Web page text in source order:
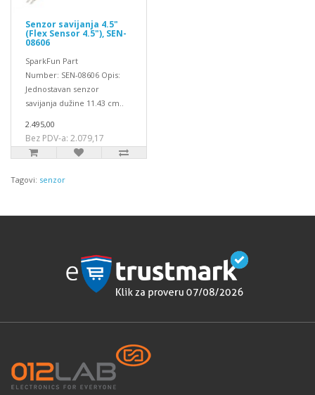
Senzor savijanja 4.5"
(Flex Sensor 4.5"), SEN-
08606
SparkFun Part
Number: SEN-08606 Opis:
Jednostavan senzor
savijanja dužine 11.43 cm..
2.495,00
Bez PDV-a: 2.079,17
Tagovi: senzor